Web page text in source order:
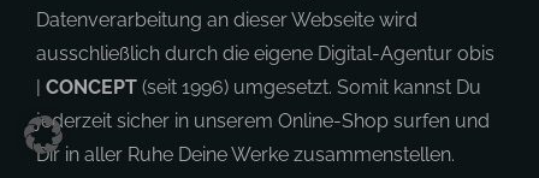
Datenverarbeitung an dieser Webseite wird
ausschließlich durch die eigene Digital-Agentur obis
CONCEPT(seit 1996) umgesetzt. Somit kannst Du
jederzeit sicher in unserem Online-Shop surfen und
Dir in aller Ruhe Deine Werke zusammenstellen.